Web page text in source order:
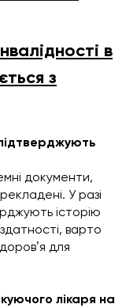
в
з
документи,
У разі
історію
варто
для
лікаря на